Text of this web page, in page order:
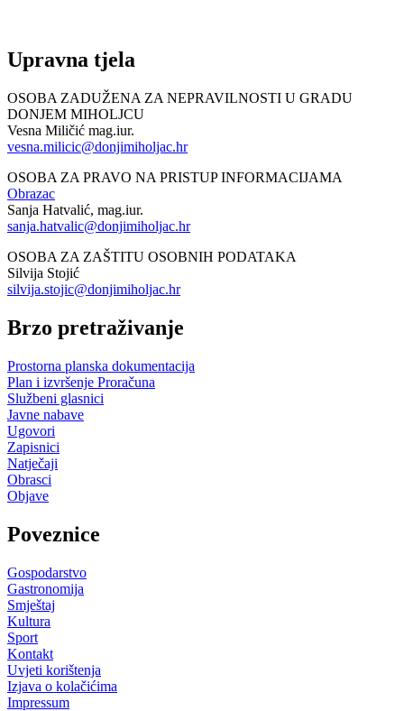
Upravna tjela
OSOBA ZADUŽENA ZA NEPRAVILNOSTI U GRADU
DONJEM MIHOLJCU
Vesna Miličić mag.iur.
vesna.milicic@donjimiholjac.hr
OSOBA ZA PRAVO NA PRISTUP INFORMACIJAMA
Obrazac
Sanja Hatvalić, mag.iur.
sanja.hatvalic@donjimiholjac.hr
OSOBA ZA ZAŠTITU OSOBNIH PODATAKA
Silvija Stojić
silvija.stojic@donjimiholjac.hr
Brzo pretraživanje
Prostorna planska dokumentacija
Plan i izvršenje Proračuna
Službeni glasnici
Javne nabave
Ugovori
Zapisnici
Natječaji
Obrasci
Objave
Poveznice
Gospodarstvo
Gastronomija
Smještaj
Kultura
Sport
Kontakt
Uvjeti korištenja
Izjava o kolačićima
Impressum